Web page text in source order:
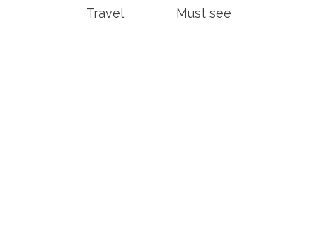
Travel Must see